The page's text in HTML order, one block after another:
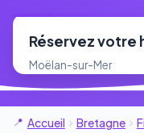
Réservez votre
Moëlan-sur-Mer
Accueil Bretagne